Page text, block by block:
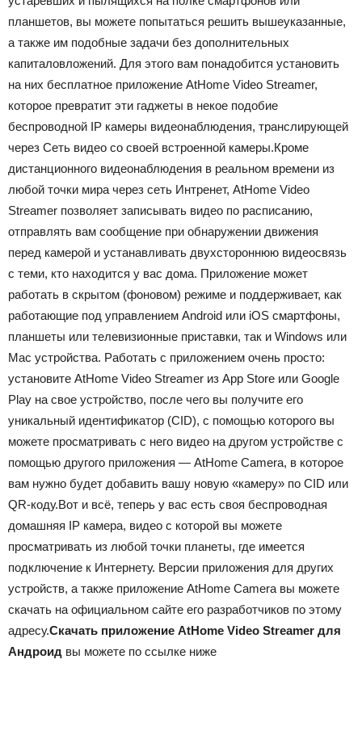
планшетов, вы можете попытаться решить вышеуказанные,
а также им подобные задачи без дополнительных
капиталовложений. Для этого вам понадобится установить
на них бесплатное приложение AtHome Video Streamer,
которое превратит эти гаджеты в некое подобие
беспроводной IP камеры видеонаблюдения, транслирующей
через Сеть видео со своей встроенной камеры.Кроме
дистанционного видеонаблюдения в реальном времени из
любой точки мира через сеть Интренет, AtHome Video
Streamer позволяет записывать видео по расписанию,
отправлять вам сообщение при обнаружении движения
перед камерой и устанавливать двухстороннюю видеосвязь
с теми, кто находится у вас дома. Приложение может
работать в скрытом (фоновом) режиме и поддерживает, как
работающие под управлением Android или iOS смартфоны,
планшеты или телевизионные приставки, так и Windows или
Mac устройства. Работать с приложением очень просто:
установите AtHome Video Streamer из App Store или Google
Play на свое устройство, после чего вы получите его
уникальный идентификатор (CID), с помощью которого вы
можете просматривать с него видео на другом устройстве с
помощью другого приложения — AtHome Camera, в которое
вам нужно будет добавить вашу новую «камеру» по CID или
QR-коду.Вот и всё, теперь у вас есть своя беспроводная
домашняя IP камера, видео с которой вы можете
просматривать из любой точки планеты, где имеется
подключение к Интернету. Версии приложения для других
устройств, а также приложение AtHome Camera вы можете
скачать на официальном сайте его разработчиков по этому
адресу.Скачать приложение AtHome Video Streamer для
Андроид вы можете по ссылке ниже